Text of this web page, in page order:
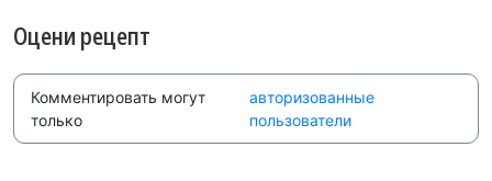
Оцени рецепт
Комментировать могут
только
авторизованные
пользователи